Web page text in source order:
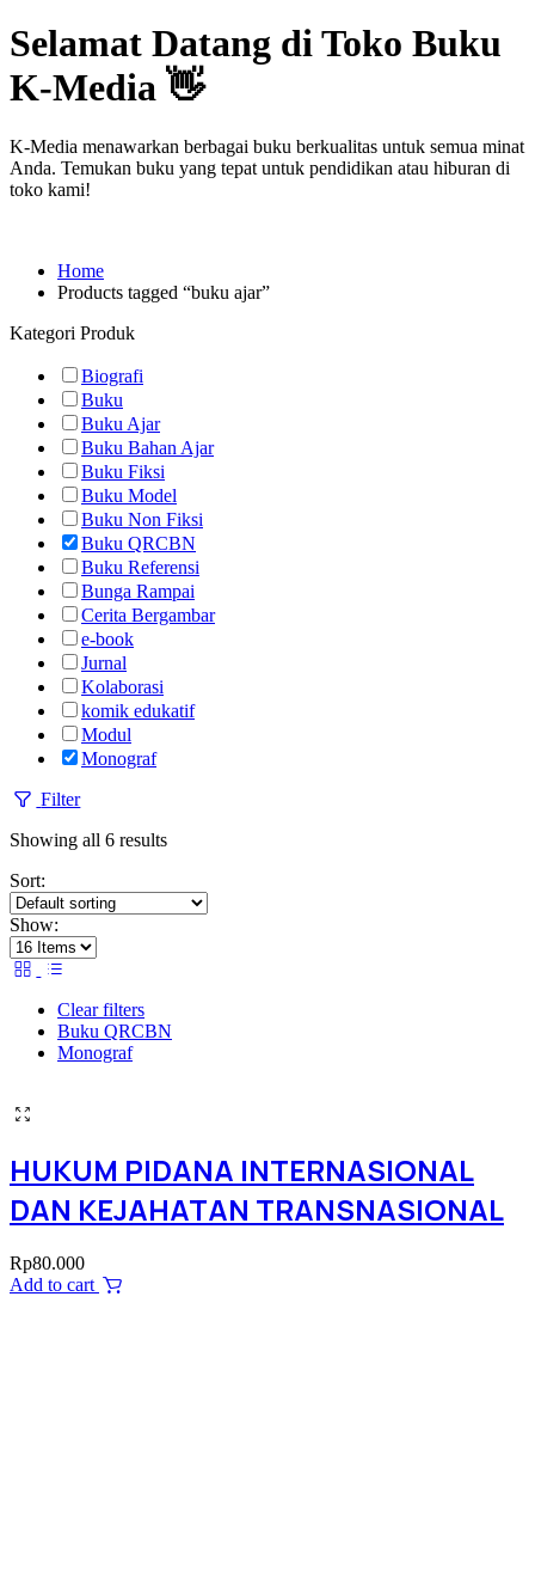
Selamat Datang di Toko Buku
K-Media 👋
K-Media menawarkan berbagai buku berkualitas untuk semua minat
Anda. Temukan buku yang tepat untuk pendidikan atau hiburan di
toko kami!
Home
Products tagged “buku ajar”
Kategori Produk
Biografi
Buku
Buku Ajar
Buku Bahan Ajar
Buku Fiksi
Buku Model
Buku Non Fiksi
Buku QRCBN
Buku Referensi
Bunga Rampai
Cerita Bergambar
e-book
Jurnal
Kolaborasi
komik edukatif
Modul
Monograf
Filter
Showing all 6 results
Sort:
Show:
Clear filters
Buku QRCBN
Monograf
HUKUM PIDANA INTERNASIONAL
DAN KEJAHATAN TRANSNASIONAL
Rp80.000
Add to cart